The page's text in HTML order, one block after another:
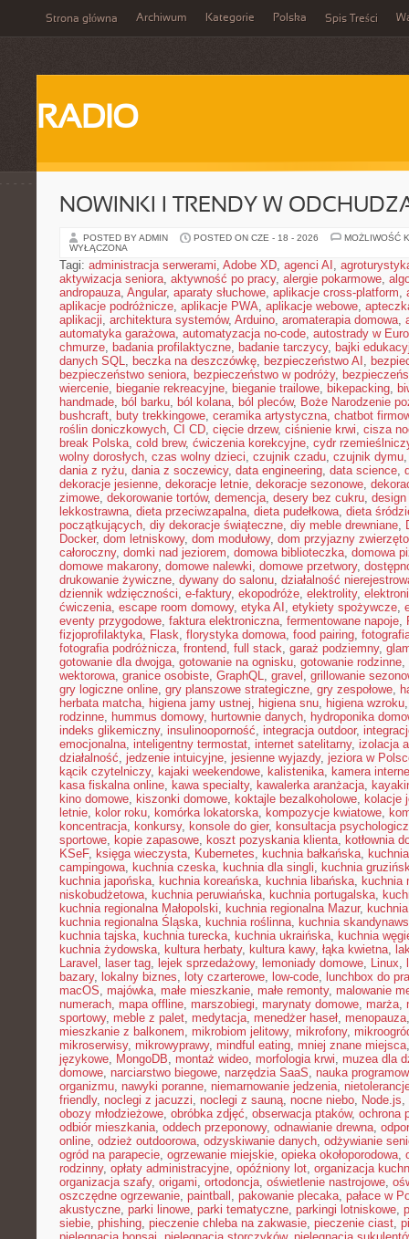
Strona główna Archiwum Kategorie Polska Spis Treści
RADIO
NOWINKI I TRENDY W
POSTED BY ADMIN POSTED ON CZE - 18 - 2026
MOŻLIWOŚĆ
WYŁĄCZONA
Tagi: administracja serwerami, Adobe XD, agenci AI ,
aktywizacja seniora, aktywność po pracy, alergie pokarmowe,
andropauza, Angular, aparaty słuchowe, aplikacje cross-platform,
aplikacje podróżnicze, aplikacje PWA, aplikacje webowe,
aplikacji, architektura systemów, Arduino, aromaterapia domowa,
automatyka garażowa, automatyzacja no-code, autostrady w
chmurze, badania profilaktyczne, badanie tarczycy, bajki
danych SQL, beczka na deszczówkę, bezpieczeństwo AI ,
bezpieczeństwo seniora, bezpieczeństwo w podróży,
wiercenie, bieganie rekreacyjne, bieganie trailowe, bikepacking,
handmade, ból barku, ból kolana, ból pleców, Boże Narodzenie
bushcraft, buty trekkingowe, ceramika artystyczna, chatbot
roślin doniczkowych, CI CD, cięcie drzew, ciśnienie krwi, cisza
break Polska, cold brew, ćwiczenia korekcyjne, cydr
wolny dorosłych, czas wolny dzieci, czujnik czadu, czujnik dymu
dania z ryżu, dania z soczewicy, data engineering, data science,
dekoracje jesienne, dekoracje letnie, dekoracje sezonowe,
zimowe, dekorowanie tortów, demencja, desery bez cukru,
lekkostrawna, dieta przeciwzapalna, dieta pudełkowa, dieta
początkujących, diy dekoracje świąteczne, diy meble drewniane,
Docker, dom letniskowy, dom modułowy, dom przyjazny
całoroczny, domki nad jeziorem, domowa biblioteczka, domowa
domowe makarony, domowe nalewki, domowe przetwory,
drukowanie żywiczne, dywany do salonu, działalność
dziennik wdzięczności, e-faktury, ekopodróże, elektrolity,
ćwiczenia, escape room domowy, etyka AI , etykiety spożywcze,
eventy przygodowe, faktura elektroniczna, fermentowane napoje,
fizjoprofilaktyka, Flask, florystyka domowa, food pairing,
fotografia podróżnicza, frontend, full stack, garaż podziemny,
gotowanie dla dwojga, gotowanie na ognisku, gotowanie rodzinne,
wektorowa, granice osobiste, GraphQL, gravel , grillowanie
gry logiczne online, gry planszowe strategiczne, gry zespołowe,
herbata matcha, higiena jamy ustnej, higiena snu, higiena wzroku
rodzinne, hummus domowy, hurtownie danych, hydroponika
indeks glikemiczny, insulinooporność, integracja outdoor,
emocjonalna, inteligentny termostat, internet satelitarny, izolacja
działalność, jedzenie intuicyjne, jesienne wyjazdy, jeziora w
kącik czytelniczy, kajaki weekendowe, kalistenika, kamera
kasa fiskalna online, kawa specialty, kawalerka aranżacja,
kino domowe, kiszonki domowe, koktajle bezalkoholowe, kolacje
letnie, kolor roku, komórka lokatorska, kompozycje kwiatowe,
koncentracja, konkursy, konsole do gier, konsultacja
sportowe, kopie zapasowe, koszt pozyskania klienta, kotłownia
KSeF, księga wieczysta, Kubernetes, kuchnia bałkańska,
campingowa, kuchnia czeska, kuchnia dla singli, kuchnia
kuchnia japońska, kuchnia koreańska, kuchnia libańska, kuchnia
niskobudżetowa, kuchnia peruwiańska, kuchnia portugalska,
kuchnia regionalna Małopolski, kuchnia regionalna Mazur,
kuchnia regionalna Śląska, kuchnia roślinna, kuchnia
kuchnia tajska, kuchnia turecka, kuchnia ukraińska, kuchnia
kuchnia żydowska, kultura herbaty, kultura kawy, łąka kwietna,
Laravel , laser tag, lejek sprzedażowy, lemoniady domowe, Linux,
bazary, lokalny biznes, loty czarterowe, low-code, lunchbox do
macOS, majówka, małe mieszkanie, małe remonty, malowanie
numerach, mapa offline, marszobiegi, marynaty domowe, marża,
sportowy, meble z palet, medytacja, menedżer haseł, menopauza
mieszkanie z balkonem, mikrobiom jelitowy, mikrofony,
mikroserwisy, mikrowyprawy, mindful eating, mniej znane miejsca
językowe, MongoDB, montaż wideo, morfologia krwi, muzea dla
domowe, narciarstwo biegowe, narzędzia SaaS, nauka
organizmu, nawyki poranne, niemarnowanie jedzenia,
friendly, noclegi z jacuzzi, noclegi z sauną, nocne niebo, Node.js,
obozy młodzieżowe, obróbka zdjęć, obserwacja ptaków, ochrona
odbiór mieszkania, oddech przeponowy, odnawianie drewna,
online, odzież outdoorowa, odzyskiwanie danych, odżywianie
ogród na parapecie, ogrzewanie miejskie, opieka okołoporodowa,
rodzinny, opłaty administracyjne, opóźniony lot, organizacja
organizacja szafy, origami, ortodoncja, oświetlenie nastrojowe,
oszczędne ogrzewanie, paintball , pakowanie plecaka, pałace w
akustyczne, parki linowe, parki tematyczne, parkingi lotniskowe,
siebie, phishing, pieczenie chleba na zakwasie, pieczenie ciast,